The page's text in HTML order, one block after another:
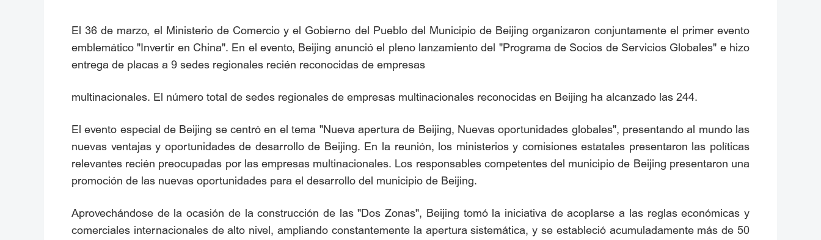
El 36 de marzo, el Ministerio de Comercio y el Gobierno del Pueblo del Municipio de Beijing organizaron conjuntamente el primer evento
emblemático "Invertir en China". En el evento, Beijing anunció el pleno lanzamiento del "Programa de Socios de Servicios Globales" e hizo
entrega de placas a 9 sedes regionales recién reconocidas de empresas
multinacionales. El número total de sedes regionales de empresas multinacionales reconocidas en Beijing ha alcanzado las 244.
El evento especial de Beijing se centró en el tema "Nueva apertura de Beijing, Nuevas oportunidades globales", presentando al mundo las
nuevas ventajas y oportunidades de desarrollo de Beijing. En la reunión, los ministerios y comisiones estatales presentaron las políticas
relevantes recién preocupadas por las empresas multinacionales. Los responsables competentes del municipio de Beijing presentaron una
promoción de las nuevas oportunidades para el desarrollo del municipio de Beijing.
Aprovechándose de la ocasión de la construcción de las "Dos Zonas", Beijing tomó la iniciativa de acoplarse a las reglas económicas y
comerciales internacionales de alto nivel, ampliando constantemente la apertura sistemática, y se estableció acumuladamente más de 50